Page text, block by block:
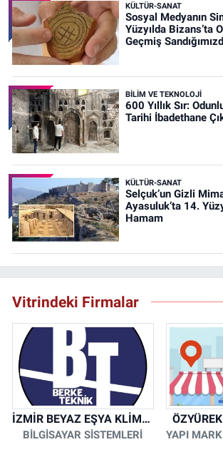
KÜLTÜR-SANAT
Sosyal Medyanın
Yüzyılda Bizans’ta
Geçmiş
BİLİM VE TEKNOLOJİ
600 Yıllık Sır:
Tarihi İbadethane
KÜLTÜR-SANAT
Selçuk’un Gizli
Ayasuluk’ta 14.
Hamam
Vitrindeki Firmalar
İZMİR BEYAZ EŞYA KLİMA KOMBİ SERVİSİ
BİLGİSAYAR SİSTEMLERİ YAPI